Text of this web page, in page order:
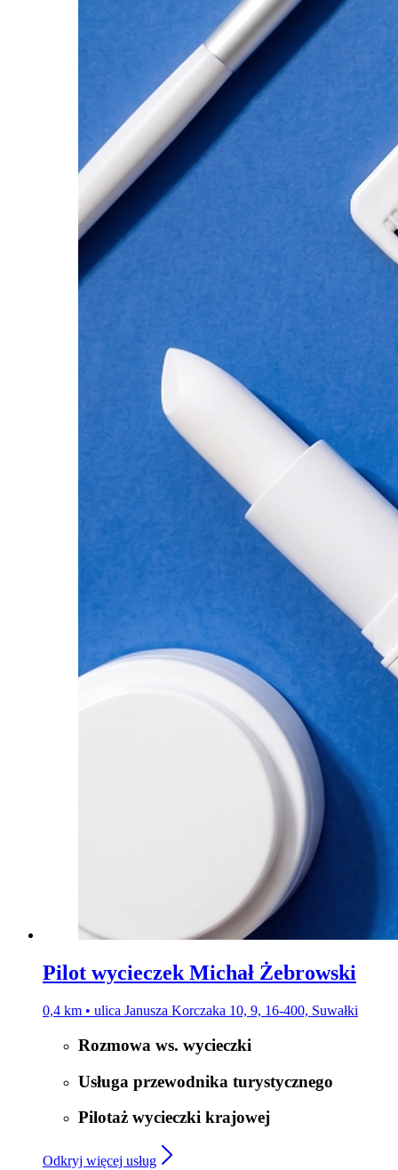
Pilot wycieczek Michał Żebrowski
0,4 km • ulica Janusza Korczaka 10, 9, 16-400, Suwałki
Rozmowa ws. wycieczki
Usługa przewodnika turystycznego
Pilotaż wycieczki krajowej
Odkryj więcej usług